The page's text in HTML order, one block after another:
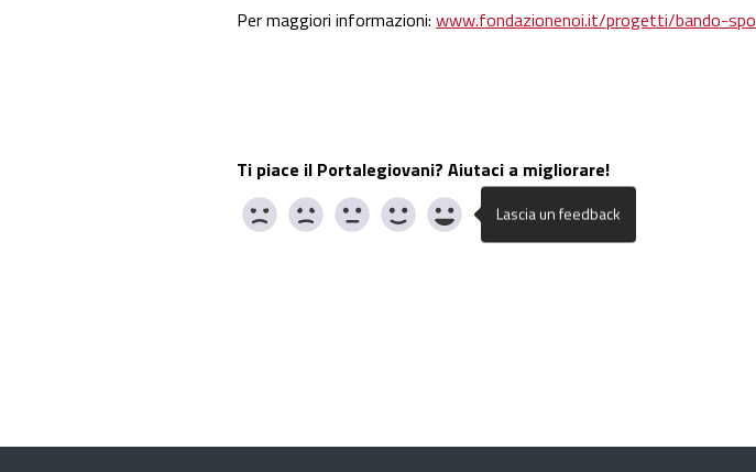
Per maggiori informazioni:www.fondazionenoi.it/progetti/bando-
Ti piace il Portalegiovani? Aiutaci a migliorare!